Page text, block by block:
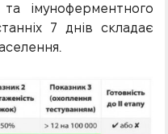
імуноферментного
7 днів складає